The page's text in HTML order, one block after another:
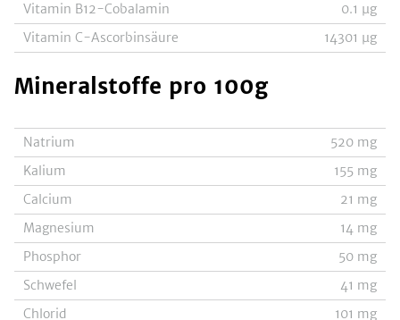
Vitamin B12-Cobalamin
0.1 µg
Vitamin C-Ascorbinsäure
14301 µg
Mineralstoffe pro 100g
Natrium 520 mg
Kalium
155 mg
Calcium
21 mg
Magnesium
14 mg
Phosphor
50 mg
Schwefel
41 mg
Chlorid
101 mg